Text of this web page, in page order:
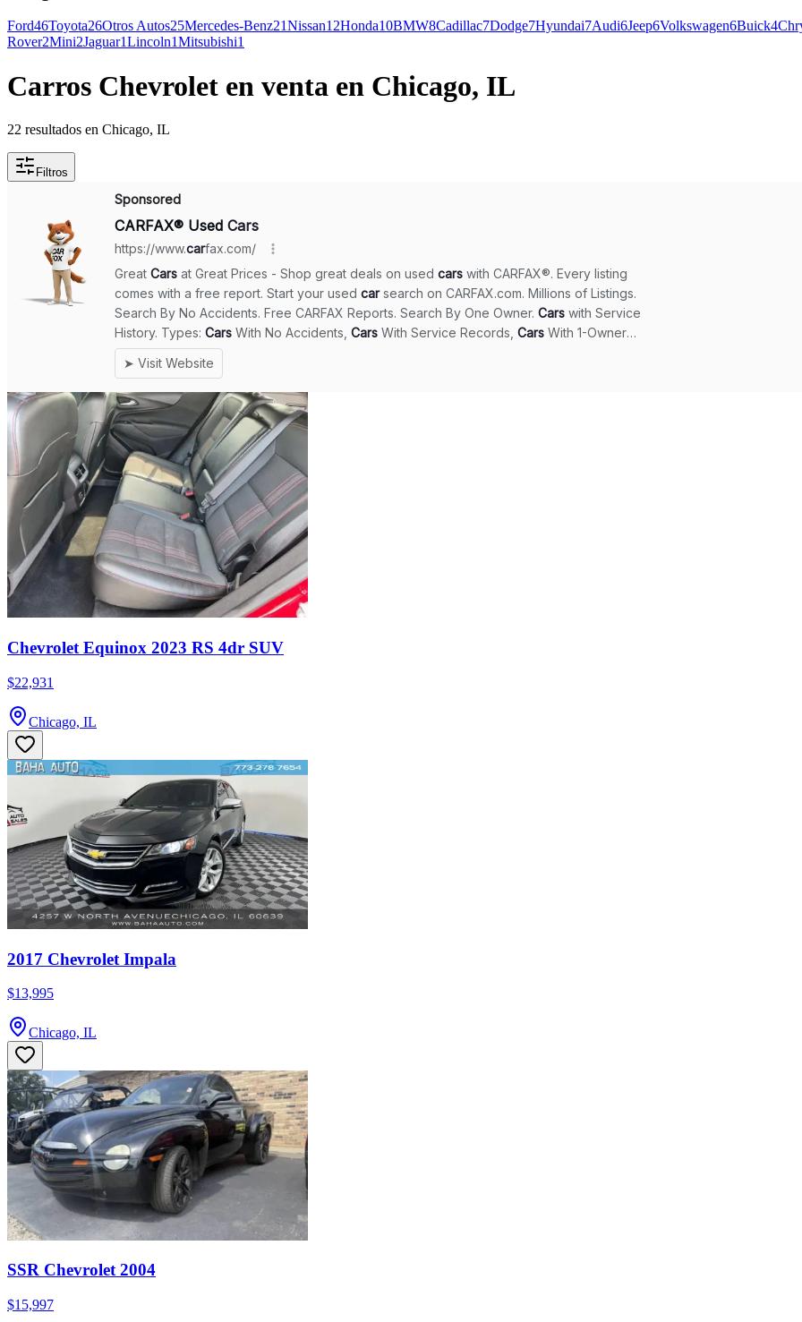
Ford46Toyota26Otros Autos25Mercedes-Benz21Nissan12Honda10BMW8Cadillac7Dodge7Hyundai7Audi6Jeep6Volkswagen6Buick4
Rover2Mini2Jaguar1Lincoln1Mitsubishi1
Carros Chevrolet en venta en Chicago, IL
22 resultados en Chicago, IL
Filtros
Chevrolet Equinox 2023 RS 4dr SUV
$22,931
Chicago, IL
2017 Chevrolet Impala
$13,995
Chicago, IL
SSR Chevrolet 2004
$15,997